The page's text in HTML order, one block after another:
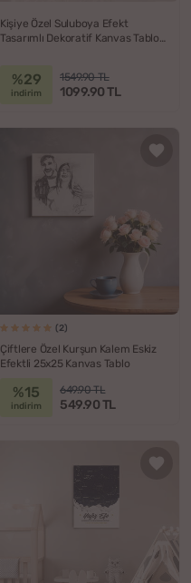
Kişiye Özel Suluboya Efekt
Tasarımlı Dekoratif Kanvas Tablo
%29
indirim
1549.90 TL
1099.90 TL
(2)
Çiftlere Özel Kurşun Kalem Eskiz
Efektli 25x25 Kanvas Tablo
%15
indirim
649.90 TL
549.90 TL